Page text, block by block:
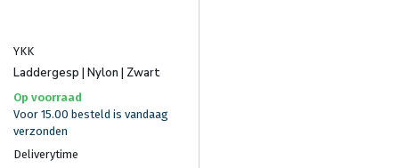
YKK
Laddergesp | Nylon | Zwart
Op voorraad
Voor 15.00 besteld is vandaag
verzonden
Deliverytime